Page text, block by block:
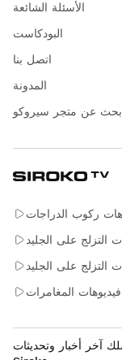
الأسئلة الشائعة
البودكاست
اتصل بنا
المدونة
عن متجر سيروكو
ركوب الدراجات
التزلج على الجليد
التزلج على الجليد
فيديوهات المغامرات
آخر أخبار وتحديثات